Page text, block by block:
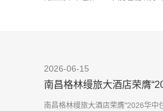
2026-06-15
南昌格林缦旅大酒店荣膺
南昌格林缦旅大酒店荣膺"2026华中